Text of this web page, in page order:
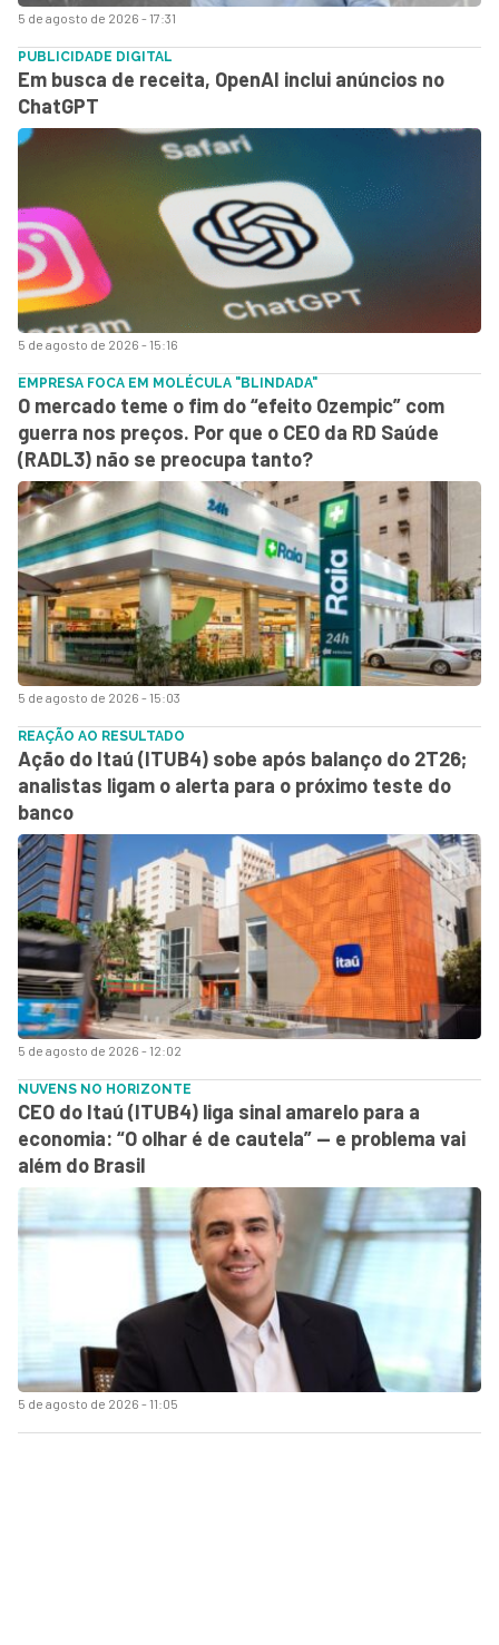
5 de agosto de 2026 - 17:31
5 de agosto de 2026 - 15:16
PUBLICIDADE DIGITAL
Em busca de receita, OpenAI inclui anúncios no
ChatGPT
5 de agosto de 2026 - 15:03
EMPRESA FOCA EM MOLÉCULA "BLINDADA"
O mercado teme o fim do “efeito Ozempic” com
guerra nos preços. Por que o CEO da RD Saúde
(RADL3) não se preocupa tanto?
5 de agosto de 2026 - 12:02
REAÇÃO AO RESULTADO
Ação do Itaú (ITUB4) sobe após balanço do 2T26;
analistas ligam o alerta para o próximo teste do
banco
5 de agosto de 2026 - 11:05
NUVENS NO HORIZONTE
CEO do Itaú (ITUB4) liga sinal amarelo para a
economia: “O olhar é de cautela” — e problema vai
além do Brasil